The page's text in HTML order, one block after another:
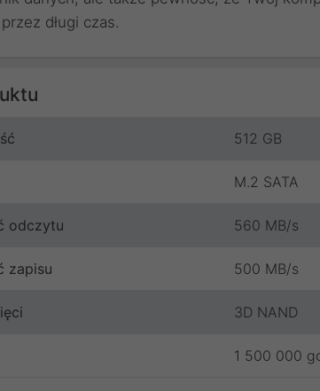
długi czas.
512 GB
M.2 SATA
odczytu 560 MB/s
zapisu 500 MB/s
3D NAND
1 500 000